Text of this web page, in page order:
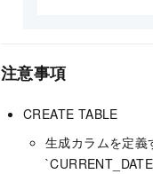
注意事項
CREATE TABLE
生成カラムを定義